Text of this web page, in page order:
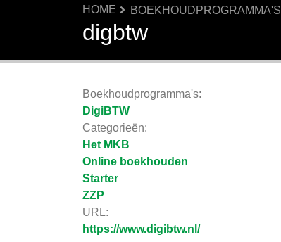
HOME BOEKHOUDPROGRAMMA'S
digbtw
Boekhoudprogramma's:
DigiBTW
Categorieën:
Het MKB
Online boekhouden
Starter
ZZP
URL:
https://www.digibtw.nl/